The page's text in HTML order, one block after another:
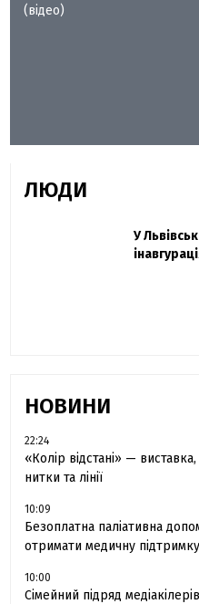
(відео)
ЛЮДИ
Павло Дак
Захисник
У
НОВИНИ
22:24
«Колір відстані» —
нитки та лінії
10:09
Безоплатна паліативна
отримати медичну
10:00
Сімейний підряд